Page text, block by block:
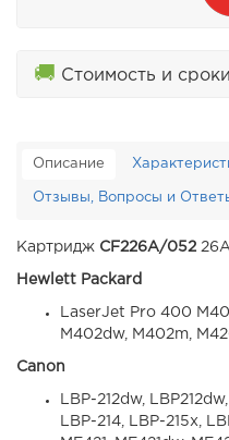
🚚 Стоимость и
Описание
Отзывы, Вопросы и
Картридж CF226A/052 26A
Hewlett Packard
LaserJet Pro 400
M402dw, M402m,
Canon
LBP-212dw,
LBP-214, LBP-215x,